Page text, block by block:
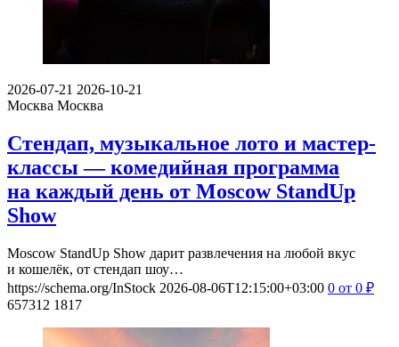
2026-07-21 2026-10-21
Москва Москва
Стендап, музыкальное лото и мастер-
классы — комедийная программа
на каждый день от Moscow StandUp
Show
Moscow StandUp Show дарит развлечения на любой вкус
и кошелёк, от стендап шоу…
https://schema.org/InStock 2026-08-06T12:15:00+03:00 0 от 0 ₽
657312 1817